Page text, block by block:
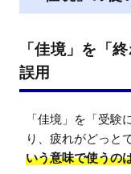
「佳境」を「
誤用
「佳境」を「受
り、疲れがどっと
いう意味で使うの